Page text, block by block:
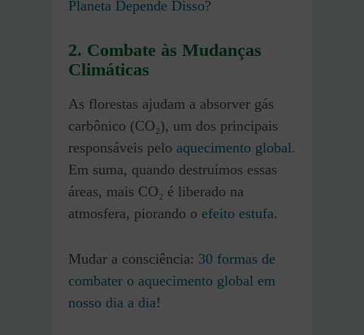
Planeta Depende Disso?
2. Combate às Mudanças
Climáticas
As florestas ajudam a absorver gás
carbônico (CO₂), um dos principais
responsáveis pelo aquecimento global.
Em suma, quando destruímos essas
áreas, mais CO₂ é liberado na
atmosfera, piorando o efeito estufa.
Mudar a consciência: 30 formas de
combater o aquecimento global em
nosso dia a dia!